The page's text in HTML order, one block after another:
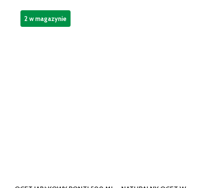
2 w magazynie